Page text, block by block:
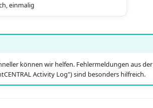
einmalig
können wir helfen. Fehlermeldungen aus der
Activity Log") sind besonders hilfreich.